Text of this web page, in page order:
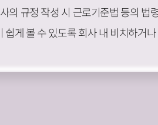
의 규정 작성 시 근로기준법 등의 법
쉽게 볼 수 있도록 회사 내 비치하거